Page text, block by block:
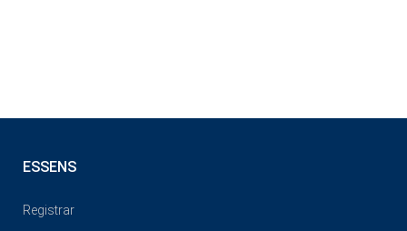
ESSENS
Registrar